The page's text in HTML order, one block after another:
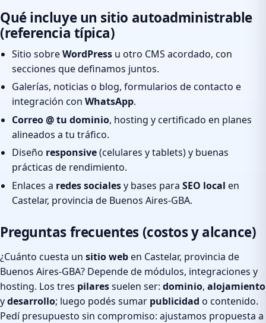
Qué incluye un sitio autoadministrable
(referencia típica)
Sitio sobreWordPress u otro CMS acordado, con
secciones que definamos juntos.
Galerías, noticias o blog, formularios de contacto e
integración con WhatsApp.
Correo @ tu dominio, hosting y certificado en planes
alineados a tu tráfico.
Diseño responsive(celulares y tablets) y buenas
prácticas de rendimiento.
Enlaces a redes socialesy bases para SEO local en
Castelar, provincia de Buenos Aires-GBA.
Preguntas frecuentes (costos y alcance)
¿Cuánto cuesta un sitio weben Castelar, provincia de
Buenos Aires-GBA? Depende de módulos, integraciones y
hosting. Los tres pilaressuelen ser: dominio, alojamiento
ydesarrollo; luego podés sumar publicidad o contenido.
Pedí presupuesto sin compromiso: ajustamos propuesta a